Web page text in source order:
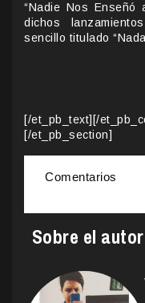
“Nadie Nos Enseñó
dichos
sencillo titulado
[/et_pb_text][/
[/et_pb_section]
Comentarios
Sobre el autor